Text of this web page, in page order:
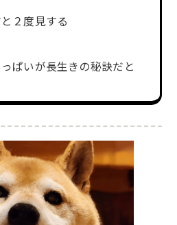
２度見する
ぱいが長生きの秘訣だと